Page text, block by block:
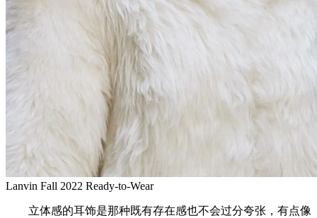
Lanvin Fall 2022 Ready-to-Wear
立体感的耳饰是那种既有存在感也不会过分夸张，有点像